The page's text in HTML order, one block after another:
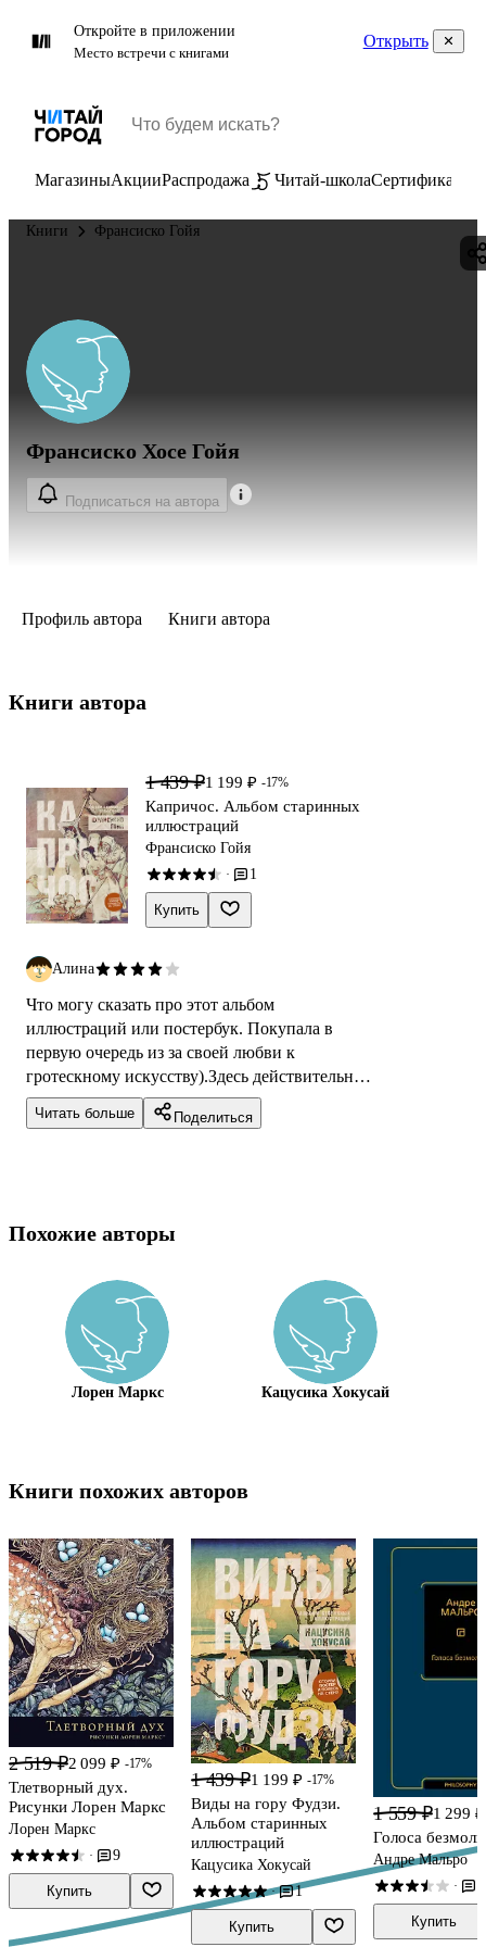
Откройте в приложении
Место встречи с книгами
Открыть
МагазиныАкцииРаспродажа Читай-школаСертификаты
Книги Франсиско Гойя
Франсиско Хосе Гойя
Подписаться на автора
Профиль автора Книги автора
Книги автора
1 439 ₽1 199 ₽ -17%
Капричос. Альбом старинных
иллюстраций
Франсиско Гойя
· 1
Купить
Алина
Что могу сказать про этот альбом
иллюстраций или постербук. Покупала в
первую очередь из за своей любви к
гротескному искусству).Здесь действительно
много картин, которые можно оторвать и
приклеить к...
Читать больше Поделиться
Похожие авторы
Лорен Маркс Кацусика Хокусай
Книги похожих авторов
2 519 ₽2 099 ₽ -17%
Тлетворный дух.
Рисунки Лорен Маркс
Лорен Маркс
· 9
Купить
1 439 ₽1 199 ₽ -17%
Виды на гору Фудзи.
Альбом старинных
иллюстраций
Кацусика Хокусай
· 1
Купить
1 559 ₽1 299 ₽
Голоса
Андре Мальро
·
Купить